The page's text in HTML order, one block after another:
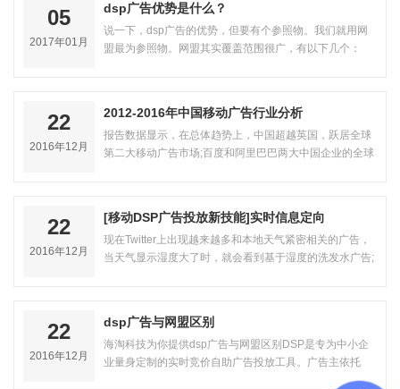
05
2017年01月
dsp广告优势是什么？
说一下，dsp广告的优势，但要有个参照物。我们就用网
盟最为参照物。网盟其实覆盖范围很广，有以下几个：
22
2016年12月
2012-2016年中国移动广告行业分析
报告数据显示，在总体趋势上，中国超越英国，跃居全球
第二大移动广告市场;百度和阿里巴巴两大中国企业的全球
22
2016年12月
[移动DSP广告投放新技能]实时信息定向
现在Twitter上出现越来越多和本地天气紧密相关的广告，
当天气显示湿度大了时，就会看到基于湿度的洗发水广告;
22
2016年12月
dsp广告与网盟区别
海淘科技为你提供dsp广告与网盟区别DSP是专为中小企
业量身定制的实时竞价自助广告投放工具。广告主依托